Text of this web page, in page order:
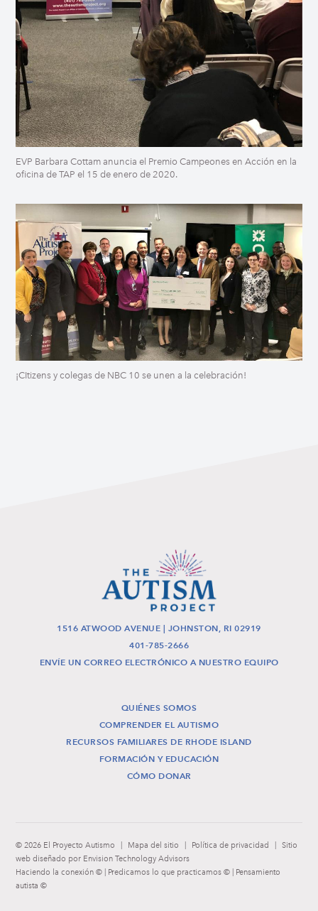
EVP Barbara Cottam anuncia el Premio Campeones en Acción en la
oficina de TAP el 15 de enero de 2020.
¡CItizens y colegas de NBC 10 se unen a la celebración!
1516 ATWOOD AVENUE | JOHNSTON, RI 02919
401-785-2666
ENVÍE UN CORREO ELECTRÓNICO A NUESTRO EQUIPO
QUIÉNES SOMOS
COMPRENDER EL AUTISMO
RECURSOS FAMILIARES DE RHODE ISLAND
FORMACIÓN Y EDUCACIÓN
CÓMO DONAR
© 2026 El Proyecto Autismo Mapa del sitio Política de privacidad
Sitio
web diseñado por Envision Technology Advisors
Haciendo la conexión © | Predicamos lo que practicamos © | Pensamiento
autista ©